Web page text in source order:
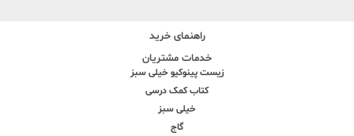
راهنمای خرید
خدمات مشتریان
زیست پینوکیو خیلی سبز
کتاب کمک درسی
خیلی سبز
گاج